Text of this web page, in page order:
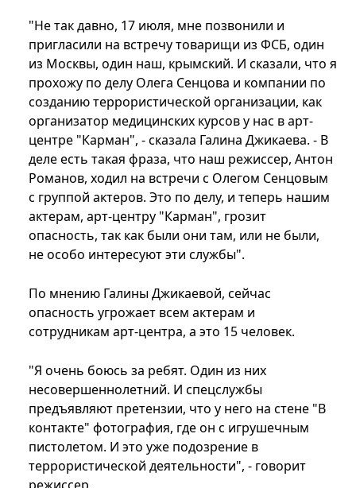
"Не так давно, 17 июля, мне позвонили и
пригласили на встречу товарищи из ФСБ, один
из Москвы, один наш, крымский. И сказали, что я
прохожу по делу Олега Сенцова и компании по
созданию террористической организации, как
организатор медицинских курсов у нас в арт-
центре "Карман", - сказала Галина Джикаева. - В
деле есть такая фраза, что наш режиссер, Антон
Романов, ходил на встречи с Олегом Сенцовым
с группой актеров. Это по делу, и теперь нашим
актерам, арт-центру "Карман", грозит
опасность, так как были они там, или не были,
не особо интересуют эти службы".
По мнению Галины Джикаевой, сейчас
опасность угрожает всем актерам и
сотрудникам арт-центра, а это 15 человек.
"Я очень боюсь за ребят. Один из них
несовершеннолетний. И спецслужбы
предъявляют претензии, что у него на стене "В
контакте" фотография, где он с игрушечным
пистолетом. И это уже подозрение в
террористической деятельности", - говорит